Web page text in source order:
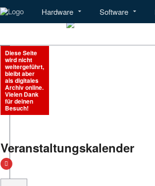
Hardware Software
Menü Hardware
Diese Seite
wird nicht
weitergeführt,
bleibt aber
als digitales
Archiv online.
Vielen Dank
für deinen
Besuch!
Veranstaltungskalender